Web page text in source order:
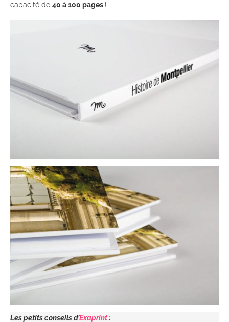
capacité de 40 à 100 pages !
Les petits conseils d’Exaprint: